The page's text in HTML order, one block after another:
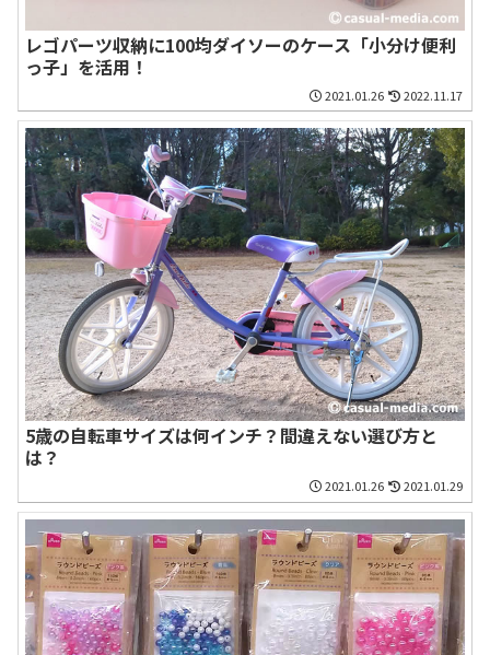
レゴパーツ収納に100均ダイソーのケース「小分け便利
っ子」を活用！
2021.01.26 2022.11.17
5歳の自転車サイズは何インチ？間違えない選び方と
は？
2021.01.26 2021.01.29